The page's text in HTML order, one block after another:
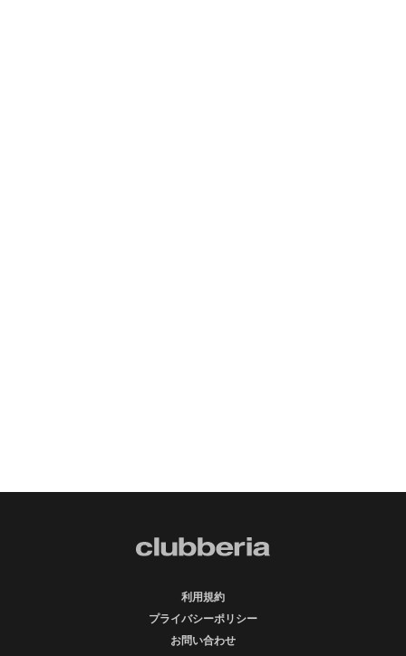
利用規約
プライバシーポリシー
お問い合わせ